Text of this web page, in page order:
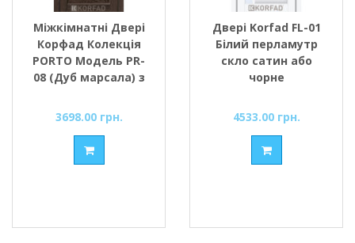
Міжкімнатні Двері
Корфад Колекція
PORTO Модель PR-
08 (Дуб марсала) з
3698.00 грн.
Двері Korfad FL-01
Білий перламутр
скло сатин або
чорне
4533.00 грн.